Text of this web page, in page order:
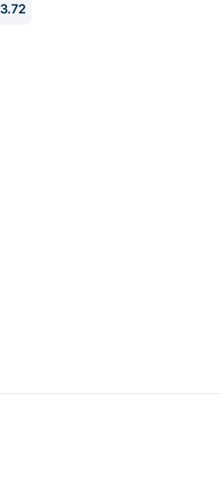
3.72